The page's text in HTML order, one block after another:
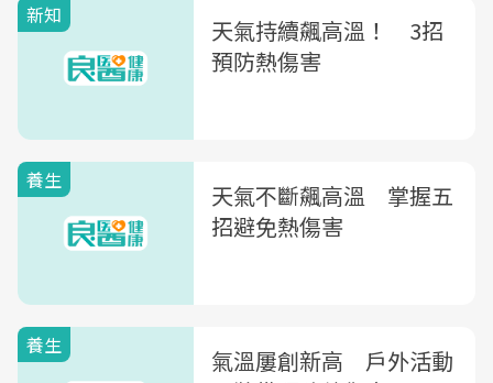
新知
天氣持續飆高溫！ 3招
預防熱傷害
養生
天氣不斷飆高溫 掌握五
招避免熱傷害
養生
氣溫屢創新高 戶外活動